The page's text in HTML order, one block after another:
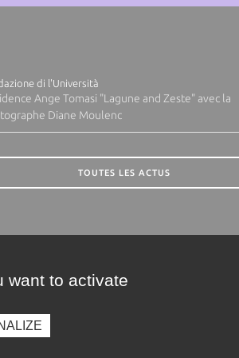
di l'Università
Ange Tomasi "Lagune and Zeste" avec la
Diane Moulenc
TOUTES LES ACTUS
want to activate